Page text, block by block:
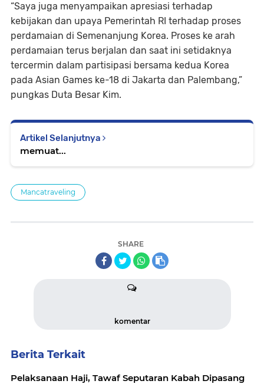
“Saya juga menyampaikan apresiasi terhadap
kebijakan dan upaya Pemerintah RI terhadap proses
perdamaian di Semenanjung Korea. Proses ke arah
perdamaian terus berjalan dan saat ini setidaknya
tercermin dalam partisipasi bersama kedua Korea
pada Asian Games ke-18 di Jakarta dan Palembang,”
pungkas Duta Besar Kim.
Artikel Selanjutnya
memuat...
Mancatraveling
SHARE
komentar
Berita Terkait
Pelaksanaan Haji, Tawaf Seputaran Kabah Dipasang